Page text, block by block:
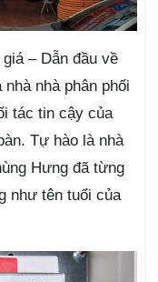
– Dẫn đầu về
nhà phân phối
tác tin cậy của
Tự hào là nhà
Hưng đã từng
như tên tuổi của